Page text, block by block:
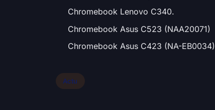
Chromebook Lenovo C340.
Chromebook Asus C523 (NAA20071)
Chromebook Asus C423 (NA-EB0034)
Actu